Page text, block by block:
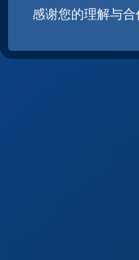
感谢您的理解与合